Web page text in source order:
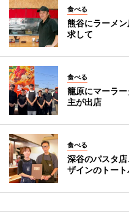
食べる
熊谷にラーメ
求して
食べる
籠原にマーラ
主が出店
食べる
深谷のパスタ
ザインのトー